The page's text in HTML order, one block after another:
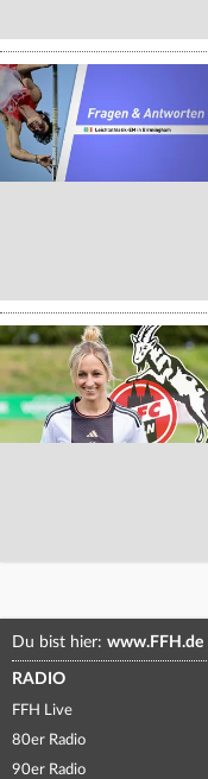
Du bist hier: www.FFH.de
RADIO
FFH Live
80er Radio
90er Radio